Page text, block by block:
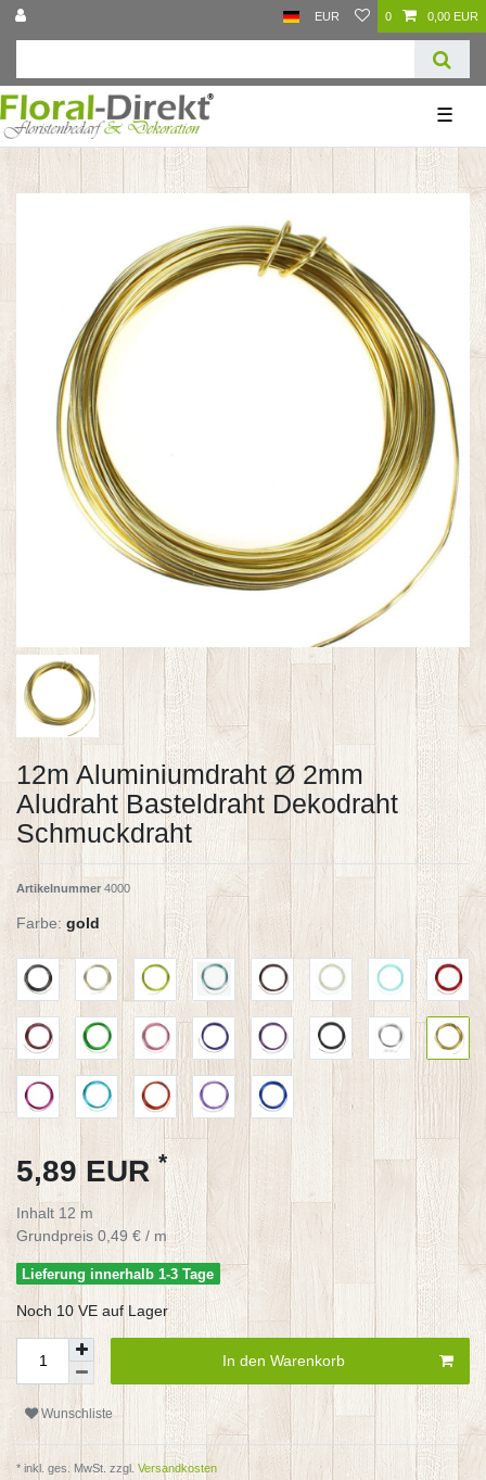
EUR 0 0,00 EUR
☰
12m Aluminiumdraht Ø 2mm
Aludraht Basteldraht Dekodraht
Schmuckdraht
Artikelnummer 4000
Farbe: gold
5,89 EUR*
Inhalt 12 m
Grundpreis 0,49 € / m
Lieferung innerhalb 1-3 Tage
Noch 10 VE auf Lager
In den Warenkorb
Wunschliste
* inkl. ges. MwSt. zzgl. Versandkosten